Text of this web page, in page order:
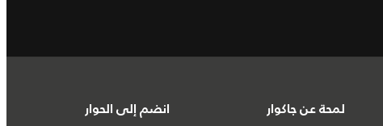
لمحة عن جاكوار انضم إلى الحوار